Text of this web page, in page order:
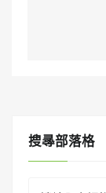
搜㝷部落格